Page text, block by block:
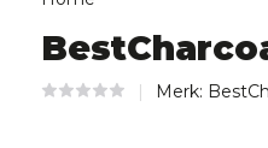
Merk: